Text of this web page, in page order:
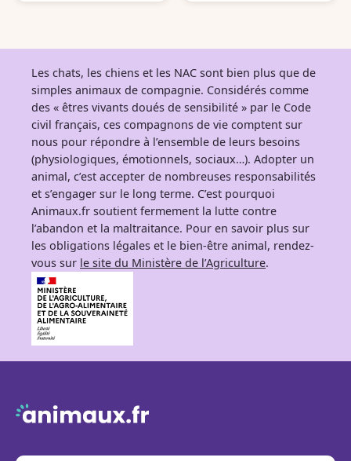
Les chats, les chiens et les NAC sont bien plus que de
simples animaux de compagnie. Considérés comme
des « êtres vivants doués de sensibilité » par le Code
civil français, ces compagnons de vie comptent sur
nous pour répondre à l’ensemble de leurs besoins
(physiologiques, émotionnels, sociaux…). Adopter un
animal, c’est accepter de nombreuses responsabilités
et s’engager sur le long terme. C’est pourquoi
Animaux.fr soutient fermement la lutte contre
l’abandon et la maltraitance. Pour en savoir plus sur
les obligations légales et le bien-être animal, rendez-
vous sur le site du Ministère de l’Agriculture.